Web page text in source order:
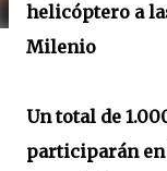
helicóptero a
Milenio
Un total de
participarán en